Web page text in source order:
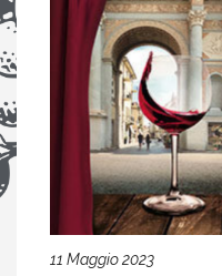
11 Maggio 2023